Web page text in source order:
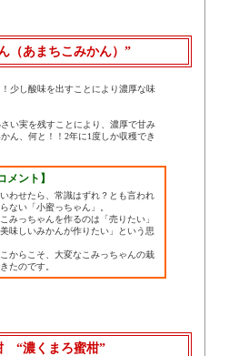
（あまちこみかん）”
少し酸味を出すことにより濃厚な味
い実を残すことにより、濃厚で甘み
ん、何と！！2年に1度しか収穫でき
メント】
わせたら、常識はずれ？とも言われ
ない「小蜜っちゃん」。
みっちゃんを作るのは「売りたい」
味しいみかんが作りたい」という思
からこそ、大変なこみっちゃんの栽
たのです。
“濃くまろ蜜柑”